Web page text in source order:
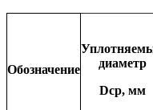
Обозначение
диаметр
Dср, мм